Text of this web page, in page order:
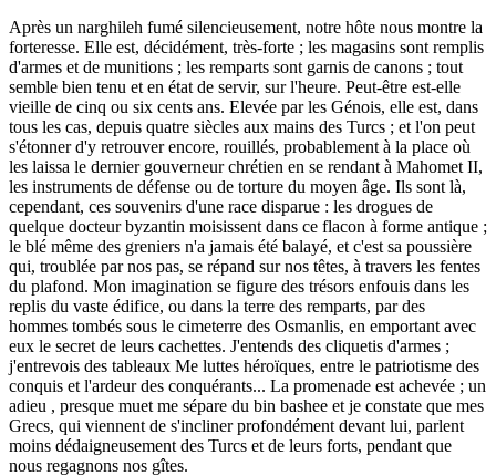
Après un narghileh fumé silencieusement, notre hôte nous montre la
forteresse. Elle est, décidément, très-forte ; les magasins sont remplis
d'armes et de munitions ; les remparts sont garnis de canons ; tout
semble bien tenu et en état de servir, sur l'heure. Peut-être est-elle
vieille de cinq ou six cents ans. Elevée par les Génois, elle est, dans
tous les cas, depuis quatre siècles aux mains des Turcs ; et l'on peut
s'étonner d'y retrouver encore, rouillés, probablement à la place où
les laissa le dernier gouverneur chrétien en se rendant à Mahomet II,
les instruments de défense ou de torture du moyen âge. Ils sont là,
cependant, ces souvenirs d'une race disparue : les drogues de
quelque docteur byzantin moisissent dans ce flacon à forme antique ;
le blé même des greniers n'a jamais été balayé, et c'est sa poussière
qui, troublée par nos pas, se répand sur nos têtes, à travers les fentes
du plafond. Mon imagination se figure des trésors enfouis dans les
replis du vaste édifice, ou dans la terre des remparts, par des
hommes tombés sous le cimeterre des Osmanlis, en emportant avec
eux le secret de leurs cachettes. J'entends des cliquetis d'armes ;
j'entrevois des tableaux Me luttes héroïques, entre le patriotisme des
conquis et l'ardeur des conquérants... La promenade est achevée ; un
adieu , presque muet me sépare du bin bashee et je constate que mes
Grecs, qui viennent de s'incliner profondément devant lui, parlent
moins dédaigneusement des Turcs et de leurs forts, pendant que
nous regagnons nos gîtes.